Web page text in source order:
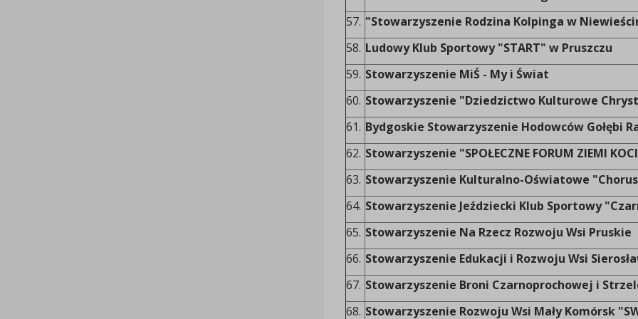
57. "Stowarzyszenie Rodzina Kolpinga w
58. Ludowy Klub Sportowy "START" w Pruszczu
59. Stowarzyszenie MiŚ - My i Świat
60. Stowarzyszenie "Dziedzictwo Kulturowe
61. Bydgoskie Stowarzyszenie Hodowców Gołębi
62. Stowarzyszenie "SPOŁECZNE FORUM ZIEMI
63. Stowarzyszenie Kulturalno-Oświatowe
64. Stowarzyszenie Jeździecki Klub Sportowy
65. Stowarzyszenie Na Rzecz Rozwoju Wsi Pruskie
66. Stowarzyszenie Edukacji i Rozwoju Wsi
67. Stowarzyszenie Broni Czarnoprochowej i
68. Stowarzyszenie Rozwoju Wsi Mały Komórsk